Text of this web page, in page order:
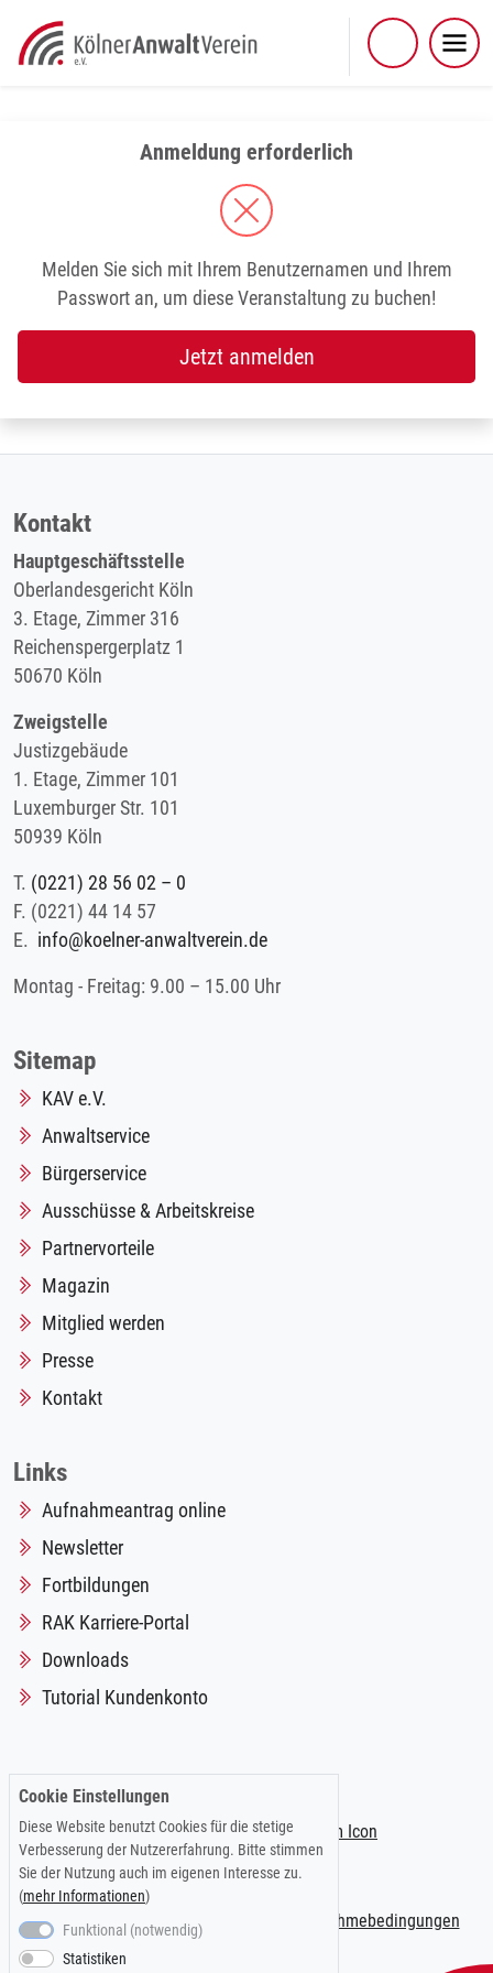
content
Anmeldung erforderlich
Melden Sie sich mit Ihrem Benutzernamen und Ihrem
Passwort an, um diese Veranstaltung zu buchen!
Jetzt anmelden
Kontakt
Hauptgeschäftsstelle
Oberlandesgericht Köln
3. Etage, Zimmer 316
Reichenspergerplatz 1
50670 Köln
Zweigstelle
Justizgebäude
1. Etage, Zimmer 101
Luxemburger Str. 101
50939 Köln
T. (0221) 28 56 02 – 0
F. (0221) 44 14 57
E. info@koelner-anwaltverein.de
Montag - Freitag: 9.00 – 15.00 Uhr
Sitemap
KAV e.V.
Anwaltservice
Bürgerservice
Ausschüsse & Arbeitskreise
Partnervorteile
Magazin
Mitglied werden
Presse
Kontakt
Links
Aufnahmeantrag online
Newsletter
Fortbildungen
RAK Karriere-Portal
Downloads
Tutorial Kundenkonto
Impressum |Datenschutzerklärung Teilnahmebedingungen
Cookie Einstellungen
Diese Website benutzt Cookies für die stetige
Verbesserung der Nutzererfahrung. Bitte stimmen
Sie der Nutzung auch im eigenen Interesse zu.
(mehr Informationen)
Funktional (notwendig)
Statistiken